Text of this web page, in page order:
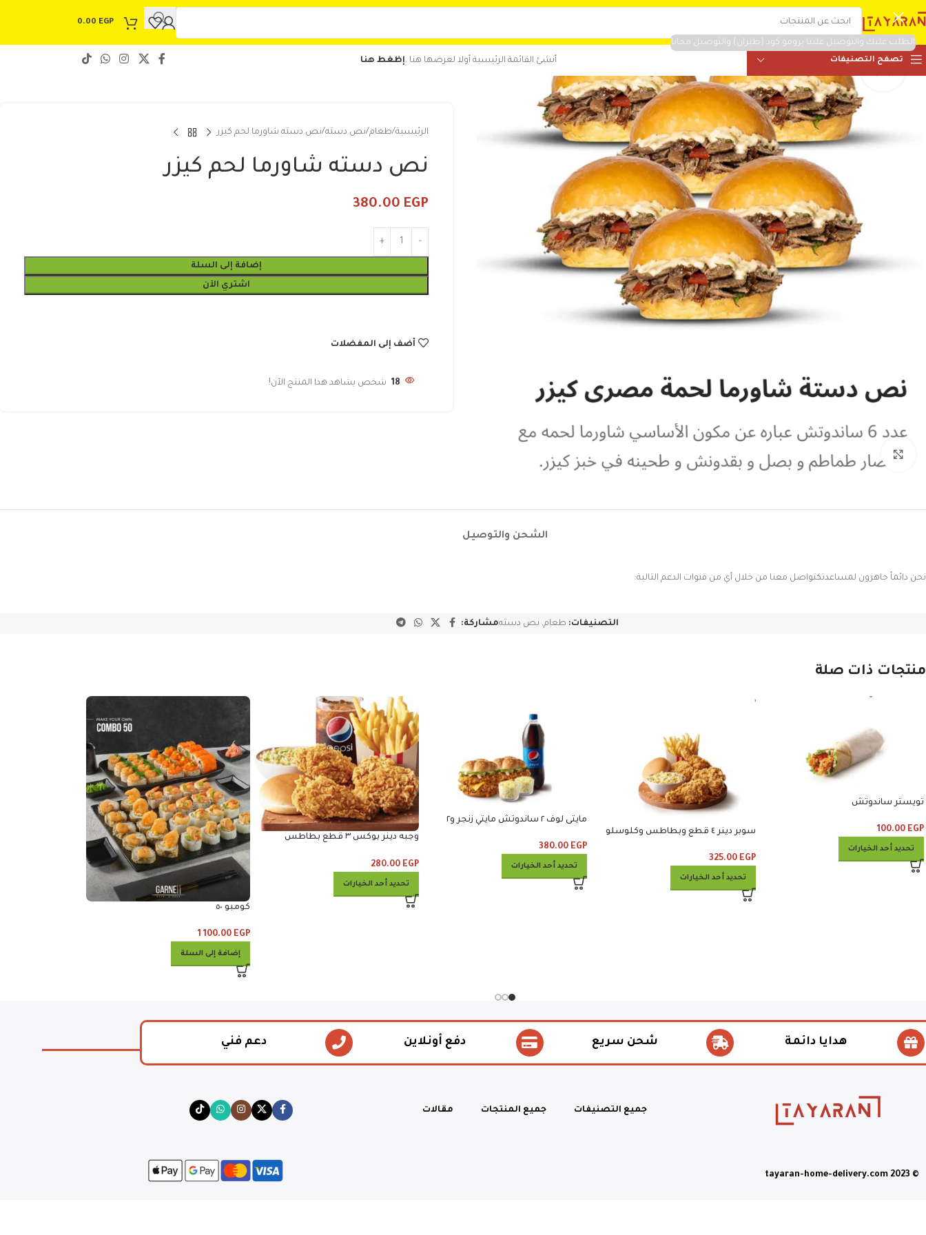
الطلب عليك والتوصيل علينا برومو كود (طيران) والتوصيل مجانا
0.00 EGP
تصفح التصنيفات أنشئ القائمة الرئيسية أولا لعرضها هنا .إظغط هنا
Click to enlarge
الرئيسية طعام نص دسته نص دسته شاورما لحم كيزر
نص دسته شاورما لحم كيزر
380.00 EGP
إضافة إلى السلة
اشتري الآن
أضف إلى المفضلات
18 شخص يشاهد هذا المنتج الآن!
الشحن والتوصيل
نحن دائماً جاهزون لمساعدتكتواصل معنا من خلال أي من قنوات الدعم التالية:
التصنيفات: طعام, نص دستهمشاركة:
منتجات ذات صلة
تويستر ساندوتش
100.00 EGP
تحديد أحد الخيارات
سوبر دينر ٤ قطع وبطاطس وكلوسلو
325.00 EGP
تحديد أحد الخيارات
مايتى لوف ٢ ساندوتش مايتي زنجر و٢
380.00 EGP
تحديد أحد الخيارات
وجبه دينر بوكس ٣ قطع بطاطس
280.00 EGP
تحديد أحد الخيارات
كومبو ٥٠
1 100.00 EGP
إضافة إلى السلة
هدايا دائمة شحن سريع دفع أونلاين دعم فني
جميع التصنيفات جميع المنتجات مقالات
© tayaran-home-delivery.com 2023